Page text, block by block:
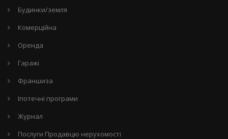
Будинки/земля
Комерційна
Оренда
Гаражі
Франшиза
Іпотечні програми
Журнал
Послуги Продавцю нерухомості